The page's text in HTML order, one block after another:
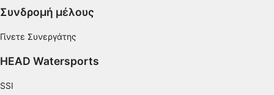
Συνδρομή μέλους
Γίνετε Συνεργάτης
HEAD Watersports
SSI
Κατανόηση του κοινού μέσω στατιστικών
στοιχείων ή συνδυασμών δεδομένων από